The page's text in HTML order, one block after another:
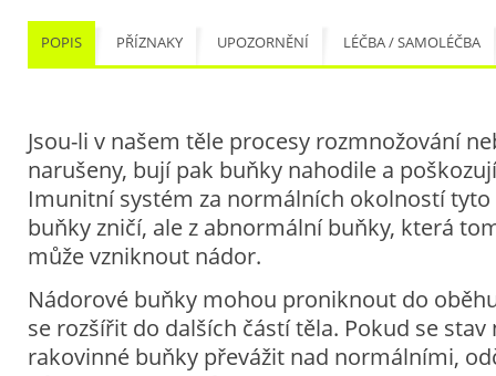
POPIS PŘÍZNAKY UPOZORNĚNÍ LÉČBA / SAMOLÉČBA
Jsou-li v našem těle procesy rozmnožování
narušeny, bují pak buňky nahodile a
Imunitní systém za normálních okolností tyto
buňky zničí, ale z abnormální buňky, která
může vzniknout nádor.
Nádorové buňky mohou proniknout do
se rozšířit do dalších částí těla. Pokud se
rakovinné buňky převážit nad normálními,